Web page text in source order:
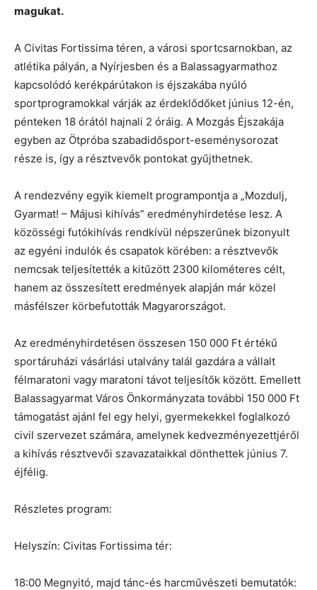
magukat.
A Civitas Fortissima téren, a városi sportcsarnokban, az
atlétika pályán, a Nyírjesben és a Balassagyarmathoz
kapcsolódó kerékpárútakon is éjszakába nyúló
sportprogramokkal várják az érdeklődőket június 12-én,
pénteken 18 órától hajnali 2 óráig. A Mozgás Éjszakája
egyben az Ötpróba szabadidősport-eseménysorozat
része is, így a résztvevők pontokat gyűjthetnek.
A rendezvény egyik kiemelt programpontja a „Mozdulj,
Gyarmat! – Májusi kihívás” eredményhirdetése lesz. A
közösségi futókihívás rendkívül népszerűnek bizonyult
az egyéni indulók és csapatok körében: a résztvevők
nemcsak teljesítették a kitűzött 2300 kilométeres célt,
hanem az összesített eredmények alapján már közel
másfélszer körbefutották Magyarországot.
Az eredményhirdetésen összesen 150 000 Ft értékű
sportáruházi vásárlási utalvány talál gazdára a vállalt
félmaratoni vagy maratoni távot teljesítők között. Emellett
Balassagyarmat Város Önkormányzata további 150 000 Ft
támogatást ajánl fel egy helyi, gyermekekkel foglalkozó
civil szervezet számára, amelynek kedvezményezettjéről
a kihívás résztvevői szavazataikkal dönthettek június 7.
éjfélig.
Részletes program:
Helyszín: Civitas Fortissima tér:
18:00 Megnyitó, majd tánc-és harcművészeti bemutatók: